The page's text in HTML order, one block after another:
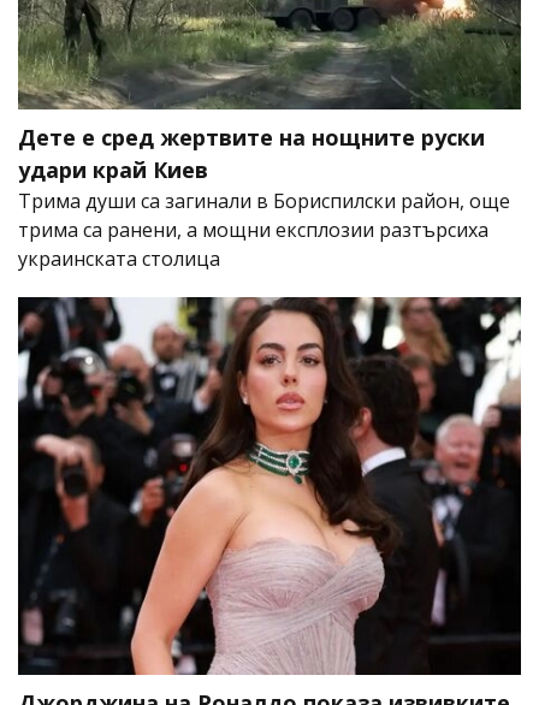
Дете е сред жертвите на нощните руски
удари край Киев
Трима души са загинали в Бориспилски район, още
трима са ранени, а мощни експлозии разтърсиха
украинската столица